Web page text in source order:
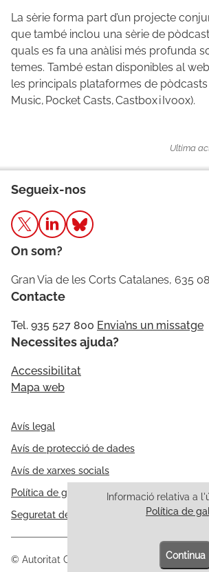
La sèrie forma part d’un projecte
que també inclou una sèrie de
quals es fa una anàlisi més profunda
temes. També estan disponibles al web
les principals plataformes de
Music, Pocket Casts, Castbox i Ivoox).
Ultima
Informació relativa a
Política de
Continua
Segueix-nos
On som?
Gran Via de les Corts Catalanes, 635
Contacte
Tel. 935 527 800 Envia’ns un missatge
Necessites ajuda?
Accessibilitat
Mapa web
© Autoritat Catalana de Protecció de Dades
Avís legal
Avís de protecció de dades
Avís de xarxes socials
Política de galetes
Seguretat de la informació